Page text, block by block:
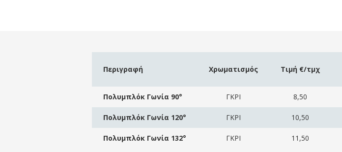
Περιγραφή Χρωματισμός Τιμή €/τμχ
Πολυμπλόκ Γωνία 90° ΓΚΡΙ 8,50
Πολυμπλόκ Γωνία 120° ΓΚΡΙ 10,50
Πολυμπλόκ Γωνία 132° ΓΚΡΙ 11,50